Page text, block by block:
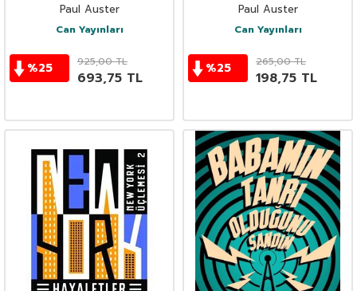
Paul Auster
Can Yayınları
%25 925,00TL
693,75 TL
Paul Auster
Can Yayınları
%25 265,00TL
198,75 TL